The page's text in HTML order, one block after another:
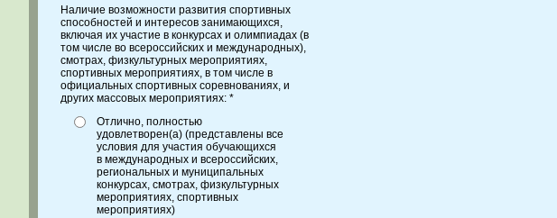
Наличие возможности развития спортивных
способностей и интересов занимающихся,
включая их участие в конкурсах и олимпиадах (в
том числе во всероссийских и международных),
смотрах, физкультурных мероприятиях,
спортивных мероприятиях, в том числе в
официальных спортивных соревнованиях, и
других массовых мероприятиях: *
Отлично, полностью
удовлетворен(а) (представлены все
условия для участия обучающихся
в международных и всероссийских,
региональных и муниципальных
конкурсах, смотрах, физкультурных
мероприятиях, спортивных
мероприятиях)